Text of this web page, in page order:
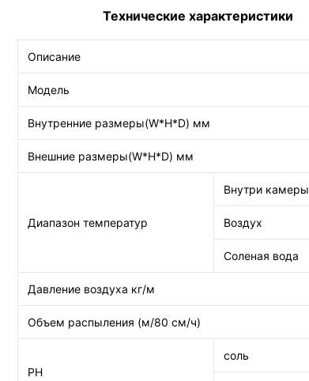
Технические характеристики
Описание
Модель
Внутренние размеры(W*H*D) мм
Внешние размеры(W*H*D) мм
Диапазон температур
Внутри камеры
Воздух
Соленая вода
Давление воздуха кг/м
Объем распыления (м/80 см/ч)
PH
соль